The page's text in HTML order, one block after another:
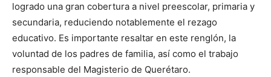
logrado una gran cobertura a nivel preescolar, primaria y
secundaria, reduciendo notablemente el rezago
educativo. Es importante resaltar en este renglón, la
voluntad de los padres de familia, así como el trabajo
responsable del Magisterio de Querétaro.